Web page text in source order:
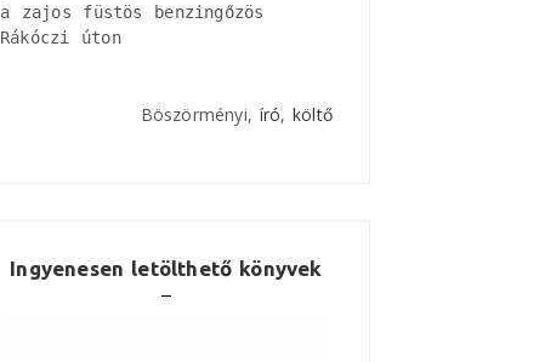
a zajos füstös benzingőzös
Rákóczi úton
Böszörményi, író, költő
Ingyenesen letölthető könyvek